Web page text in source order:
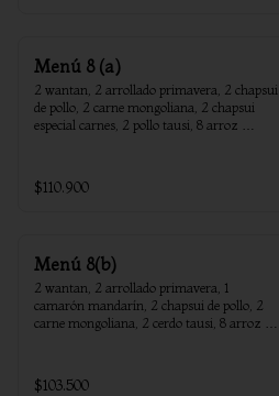
Menú 8 (a)
2 wantan, 2 arrollado primavera, 2 chapsui
de pollo, 2 carne mongoliana, 2 chapsui
especial carnes, 2 pollo tausi, 8 arroz
$110.900
Menú 8(b)
2 wantan, 2 arrollado primavera, 1
camarón mandarín, 2 chapsui de pollo, 2
carne mongoliana, 2 cerdo tausi, 8 arroz
$103.500